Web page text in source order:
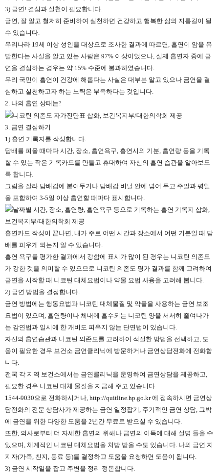
3) 금연! 결심과 실천이 필요합니다.
금연, 잘 알고 철저히 준비하여 실천하면 건강하고 행복한 삶의 지름길이 될
수 있습니다.
우리나라 19세 이상 성인을 대상으로 조사한 결과에 따르면, 흡연이 암을 유
발한다는 사실을 알고 있는 사람은 97% 이상이었으나, 실제 흡연자 중에 금
연을 결심하는 경우는 약 15% 수준에 불과하였습니다.
우리 국민이 흡연이 건강에 해롭다는 사실은 대부분 알고 있으나 금연을 결
심하고 실천하고자 하는 노력은 부족하다는 것입니다.
2. 나의 흡연 상태는?
3. 금연 결심하기
1) 흡연 기록지를 작성합니다.
담배를 피울 때마다 시간, 장소, 흡연욕구, 흡연시의 기분, 흡연량 등을 기록
할 수 있는 작은 기록카드를 만들고 휴대하여 자신의 흡연 습관을 알아보도
록 합니다.
그림을 잘라 담배갑에 붙여두거나 담배갑 비닐 안에 넣어 두고 주말과 평일
을 포함하여 3-5일 이상 흡연할 때마다 표시합니다.
흡연카드 작성이 끝나면, 내가 주로 어떤 시간과 장소에서 어떤 기분일 때 담
배를 피우게 되는지 알 수 있습니다.
흡연 욕구를 평가한 결과에서 강함에 표시가 많이 된 경우는 니코틴 의존도
가 강한 것을 의미할 수 있으므로 니코틴 의존도 평가 결과를 함께 고려하여
금연을 시작할 때 니코틴 대체요법이나 약물 요법 사용을 고려해 봅니다.
2) 금연 방법을 결정합니다.
금연 방법에는 행동요법과 니코틴 대체물질 및 약물을 사용하는 금연 보조
요법이 있으며, 흡연량이나 체내에 흡수되는 니코틴 양을 서서히 줄여나가
는 감연법과 일시에 한 개비도 피우지 않는 단연법이 있습니다.
자신의 흡연습관과 니코틴 의존도를 고려하여 적절한 방법을 선택하고, 도
움이 필요한 경우 보건소 금연클리닉에 방문하거나 금연상담전화에 전화합
니다.
전국 각 지역 보건소에서는 금연클리닉을 운영하여 금연상담을 제공하고,
필요한 경우 니코틴 대체 물질을 지급해 주고 있습니다.
1544-9030으로 전화하시거나, http://quitline.hp.go.kr 에 접속하시면 금연상
담전화의 전문 상담사가 제공하는 금연 일정잡기, 주기적인 금연 상담, 그밖
에 금연을 위한 다양한 도움을 2년간 무료로 받으실 수 있습니다.
또한, 의사로부터 더 자세한 흡연의 위해나 금연의 이득에 대해 설명 들을 수
있으며, 체계적인 니코틴 대체요법을 처방 받을 수도 있습니다. 나의 금연 지
지자(가족, 친지, 동료 등)를 결정하고 도움을 요청하면 도움이 됩니다.
3) 금연 시작일을 잡고 주변을 정리 정돈합니다.